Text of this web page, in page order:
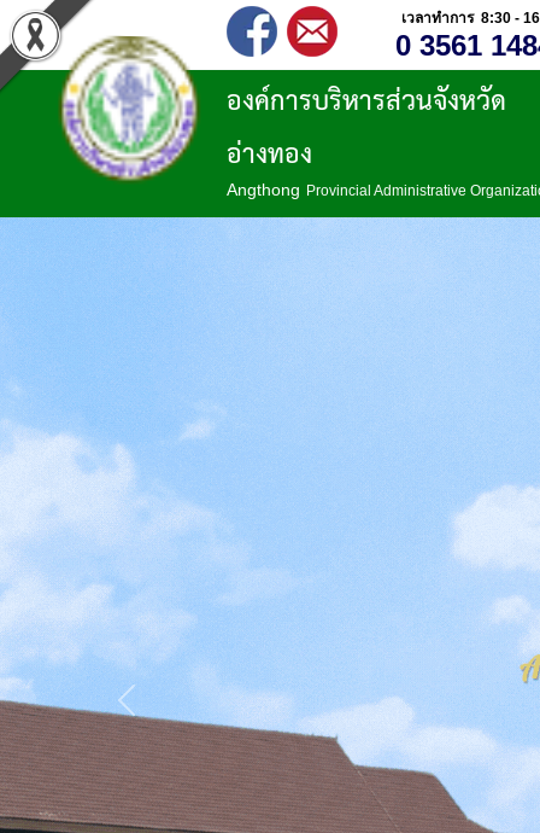
เวลาทำการ 8:30 -
0 3561
องค์การบริหารส่วนจังหวัด
อ่างทอง
Angthong Provincial Administrative
Previous